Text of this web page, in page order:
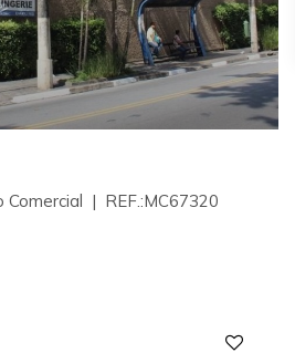
| REF.:MC67320